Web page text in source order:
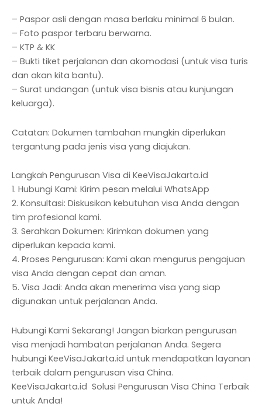
– Paspor asli dengan masa berlaku minimal 6 bulan.
– Foto paspor terbaru berwarna.
– KTP & KK
– Bukti tiket perjalanan dan akomodasi (untuk visa turis
dan akan kita bantu).
– Surat undangan (untuk visa bisnis atau kunjungan
keluarga).
Catatan: Dokumen tambahan mungkin diperlukan
tergantung pada jenis visa yang diajukan.
Langkah Pengurusan Visa di KeeVisaJakarta.id
1. Hubungi Kami: Kirim pesan melalui WhatsApp
2. Konsultasi: Diskusikan kebutuhan visa Anda dengan
tim profesional kami.
3. Serahkan Dokumen: Kirimkan dokumen yang
diperlukan kepada kami.
4. Proses Pengurusan: Kami akan mengurus pengajuan
visa Anda dengan cepat dan aman.
5. Visa Jadi: Anda akan menerima visa yang siap
digunakan untuk perjalanan Anda.
Hubungi Kami Sekarang! Jangan biarkan pengurusan
visa menjadi hambatan perjalanan Anda. Segera
hubungi KeeVisaJakarta.id untuk mendapatkan layanan
terbaik dalam pengurusan visa China.
KeeVisaJakarta.id Solusi Pengurusan Visa China Terbaik
untuk Anda!